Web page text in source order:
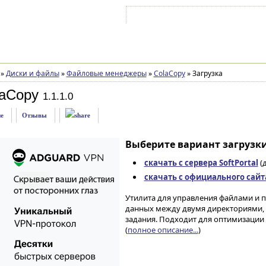
» Диски и файлы » Файловые менеджеры » ColaCopy »Загрузка
1.1.1.0
Отзывы
Выберите вариант
скачать с сервера SoftPortal
скачать с официального
Утилита для управления файлами и
данных между двумя директориями,
задания. Подходит для
(полное описание...)